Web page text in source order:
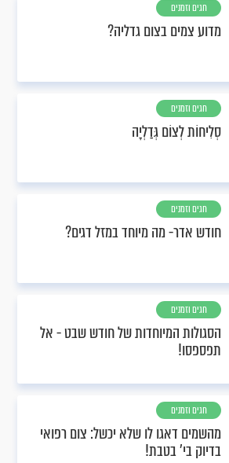
חגים וזמנים
מדוע צמים בצום גדליה?
חגים וזמנים
סְלִיחוֹת לְצוֹם גְּדַלְיָה
חגים וזמנים
חודש אדר- מה מיוחד במזל דגים?
חגים וזמנים
הסגולות המיוחדות של חודש שבט - אל
תפספסו!
חגים וזמנים
מהשמים דאגו לו שלא יכשל: צום רפואי
בדיוק בי' בטבת!